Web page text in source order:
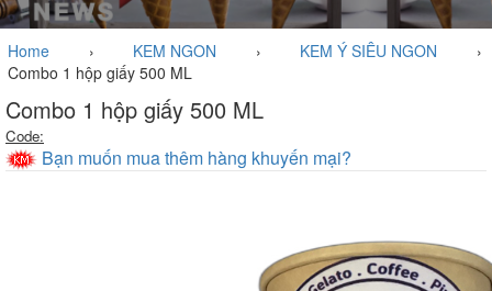
Home › KEM NGON › KEM Ý SIÊU NGON ›
Combo 1 hộp giấy 500 ML
Combo 1 hộp giấy 500 ML
Code:
Bạn muốn mua thêm hàng khuyến mại?